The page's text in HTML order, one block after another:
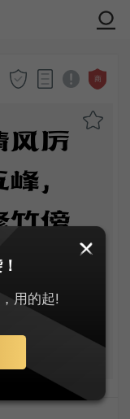
商
风厉
，
竹傍
。
凝
用的起!